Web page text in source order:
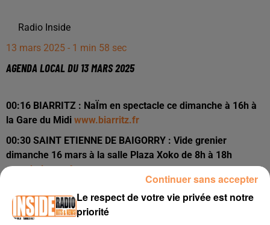
Radio Inside
13 mars 2025 - 1 min 58 sec
AGENDA LOCAL DU 13 MARS 2025
00:16 BIARRITZ : NaÏm en spectacle ce dimanche à 16h à
la Gare du Midi www.biarritz.fr
00:30 SAINT ETIENNE DE BAIGORRY : Vide grenier
dimanche 16 mars à la salle Plaza Xoko de 8h à 18h
www.baigorry.fr
Samedui 15 mars à 20h au Palais des Sports
www.tarbes.fr
Le respect de votre vie privée est notre
priorité
Continuer sans accepter